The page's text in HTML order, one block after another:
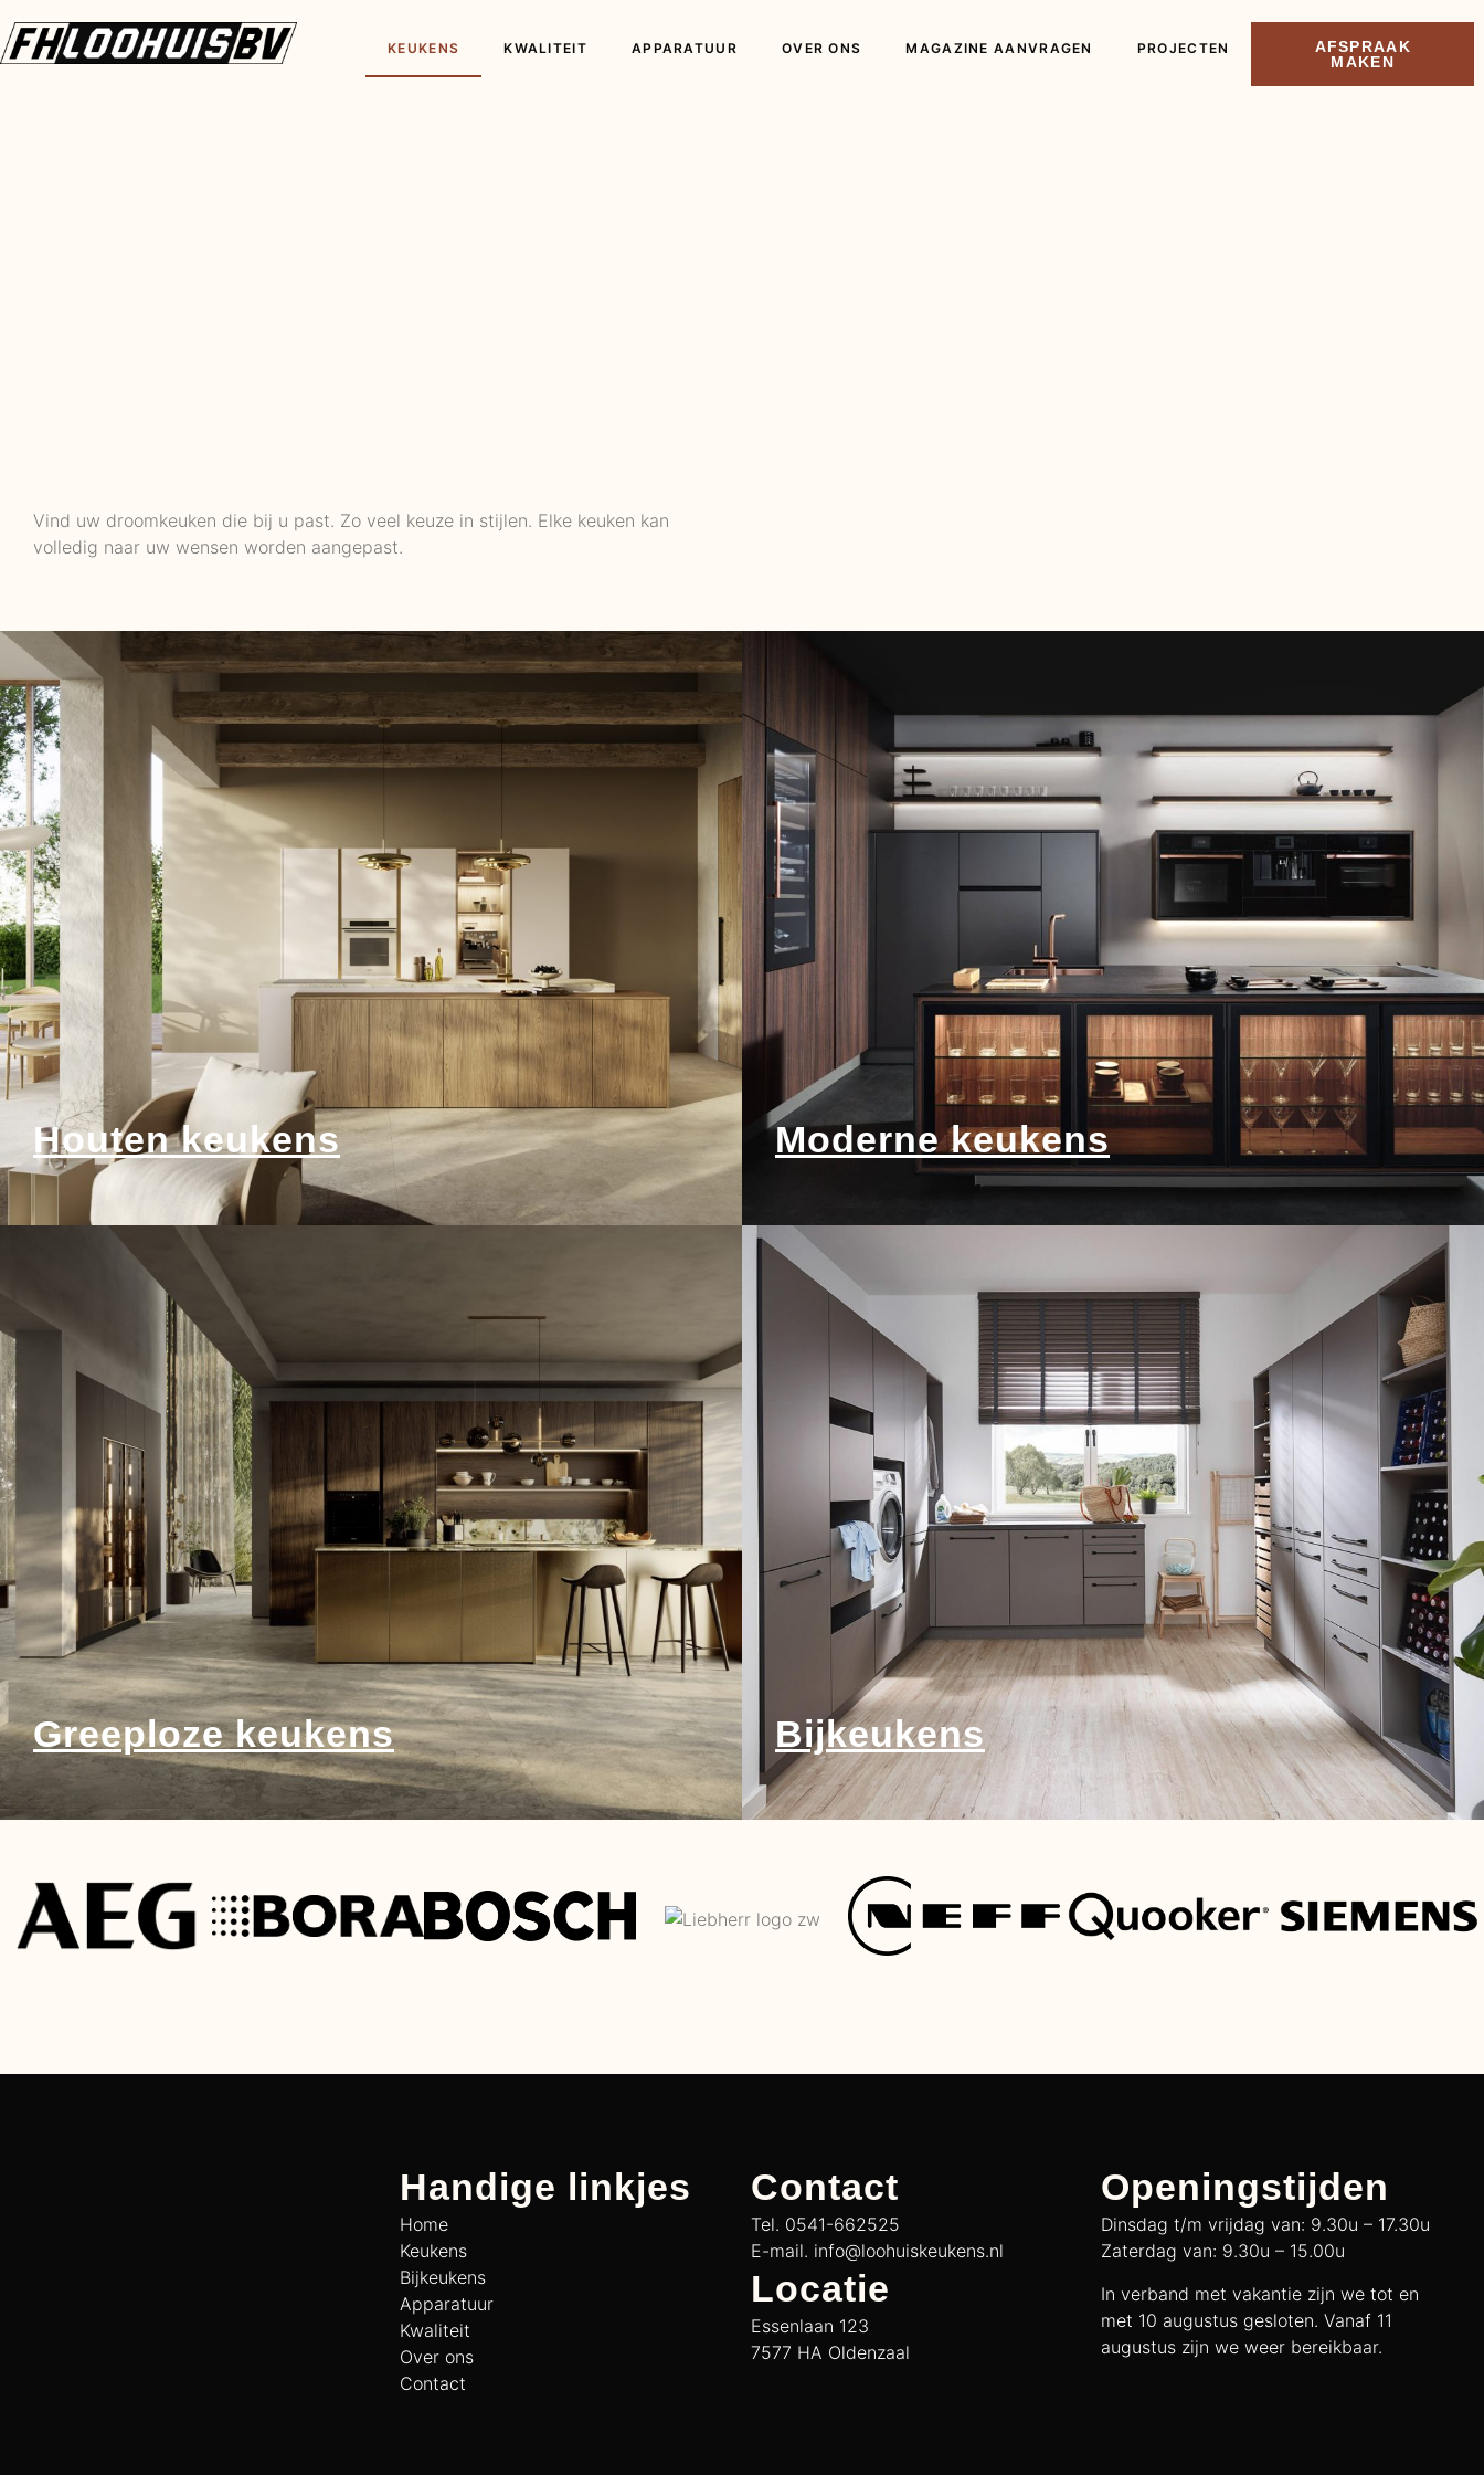
KEUKENS KWALITEIT APPARATUUR OVER ONS MAGAZINE AANVRAGEN PROJECTEN
AFSPRAAK
MAKEN
Vind uw droomkeuken die bij u past. Zo veel keuze in stijlen. Elke keuken kan
volledig naar uw wensen worden aangepast.
Houten keukens Moderne keukens​
Greeploze keukens​ Bijkeukens
Handige linkjes
Home
Keukens
Bijkeukens
Apparatuur
Kwaliteit
Over ons
Contact
Contact
Tel. 0541-662525
E-mail. info@loohuiskeukens.nl
Locatie
Essenlaan 123
7577 HA Oldenzaal
Openingstijden
Dinsdag t/m vrijdag van: 9.30u – 17.30u
Zaterdag van: 9.30u – 15.00u
In verband met vakantie zijn we tot en
met 10 augustus gesloten. Vanaf 11
augustus zijn we weer bereikbaar.